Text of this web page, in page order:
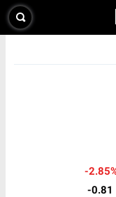
-
-0.81